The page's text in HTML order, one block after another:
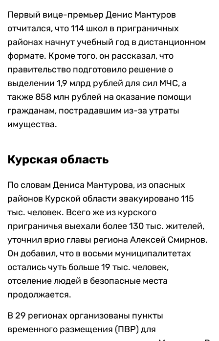
Первый вице-премьер Денис Мантуров
отчитался, что 114 школ в приграничных
районах начнут учебный год в дистанционном
формате. Кроме того, он рассказал, что
правительство подготовило решение о
выделении 1,9 млрд рублей для сил МЧС, а
также 858 млн рублей на оказание помощи
гражданам, пострадавшим из-за утраты
имущества.
Курская область
По словам Дениса Мантурова, из опасных
районов Курской области эвакуировано 115
тыс. человек. Всего же из курского
приграничья выехали более 130 тыс. жителей,
уточнил врио главы региона Алексей Смирнов.
Он добавил, что в восьми муниципалитетах
остались чуть больше 19 тыс. человек,
отселение людей в безопасные места
продолжается.
В 29 регионах организованы пункты
временного размещения (ПВР) для